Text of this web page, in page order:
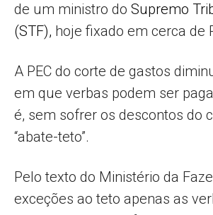
de um ministro do Supremo
(STF), hoje fixado em cerca de
A PEC do corte de gastos
em que verbas podem ser
é, sem sofrer os descontos do
“abate-teto”.
Pelo texto do Ministério da
exceções ao teto apenas as